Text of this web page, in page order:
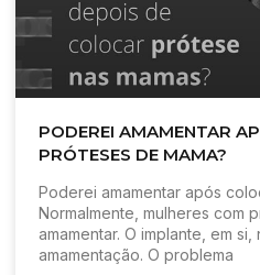
PODEREI AMAMENTAR
PRÓTESES DE MAMA?
Poderei amamentar após
Normalmente, mulheres com
amamentar. O implante, em
amamentação. O problema